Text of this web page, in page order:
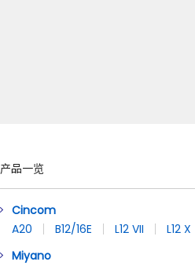
产品一览
Cincom
A20
B12/16E L12 VII L12 X
Miyano